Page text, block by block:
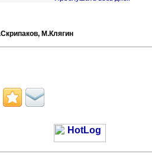
М.Клягин